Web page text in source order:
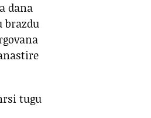
dana
brazdu
tugu